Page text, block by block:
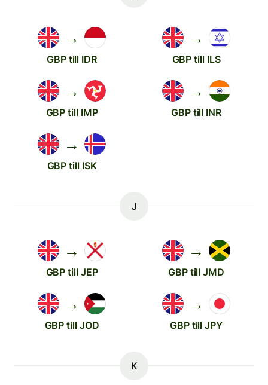
→
GBP till IDR
→
GBP till ILS
→
GBP till IMP
→
GBP till INR
→
GBP till ISK
J
→
GBP till JEP
→
GBP till JMD
→
GBP till JOD
→
GBP till JPY
K